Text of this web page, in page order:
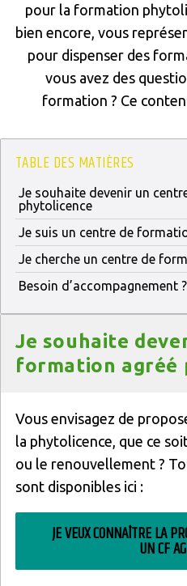
pour la formation
bien encore, vous
pour dispenser des
vous avez des
formation ? Ce
TABLE DES MATIÈRES
Je souhaite devenir un
phytolicence
Je suis un centre de
Je cherche un centre de
Besoin d’accompagnement ?
Je souhaite
formation agréé
Vous envisagez de
la phytolicence, que ce
ou le renouvellement ?
sont disponibles ici :
JE VEUX CONNAÎTRE LA
UN CF